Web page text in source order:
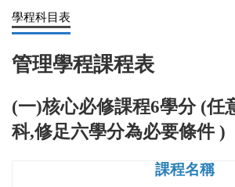
學程科目表
管理學程課程表
(一)核心必修課程6學分 (任
科,修足六學分為必要條件 )
課程名稱